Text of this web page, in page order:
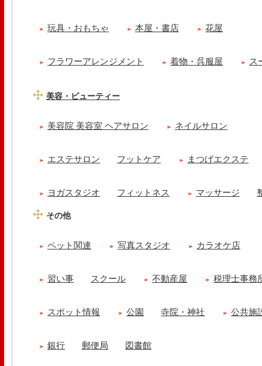
玩具・おもちゃ 本屋・書店 花屋
フラワーアレンジメント 着物・呉服屋 ス
美容・ビューティー
美容院 美容室 ヘアサロン ネイルサロン
エステサロン フットケア まつげエクステ
ヨガスタジオ フィットネス マッサージ
その他
ペット関連 写真スタジオ カラオケ店
習い事 スクール 不動産屋 税理士事務
スポット情報 公園 寺院・神社 公共施
銀行 郵便局 図書館